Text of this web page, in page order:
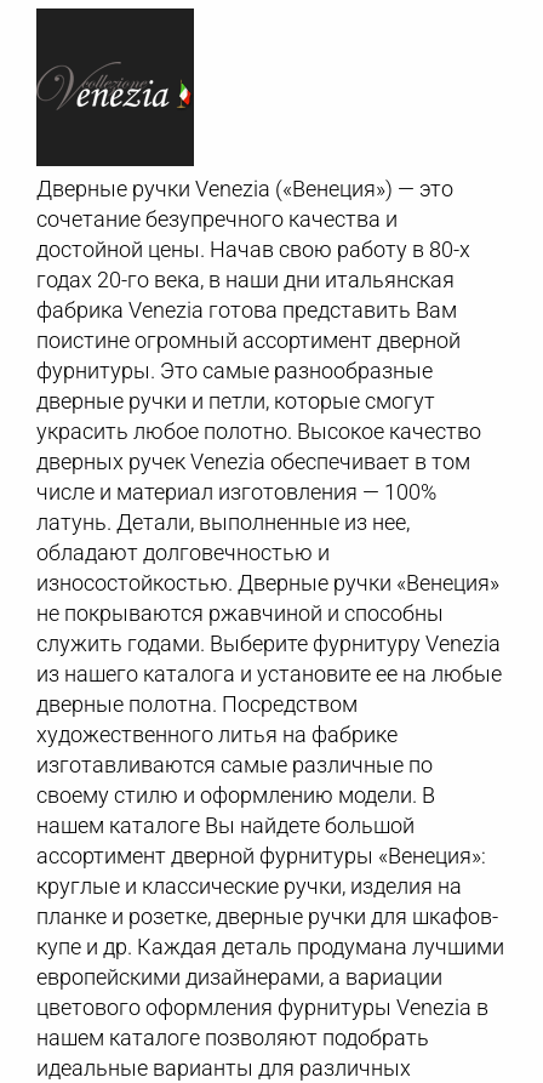
Дверные ручки Venezia («Венеция») — это
сочетание безупречного качества и
достойной цены. Начав свою работу в 80-х
годах 20-го века, в наши дни итальянская
фабрика Venezia готова представить Вам
поистине огромный ассортимент дверной
фурнитуры. Это самые разнообразные
дверные ручки и петли, которые смогут
украсить любое полотно. Высокое качество
дверных ручек Venezia обеспечивает в том
числе и материал изготовления — 100%
латунь. Детали, выполненные из нее,
обладают долговечностью и
износостойкостью. Дверные ручки «Венеция»
не покрываются ржавчиной и способны
служить годами. Выберите фурнитуру Venezia
из нашего каталога и установите ее на любые
дверные полотна. Посредством
художественного литья на фабрике
изготавливаются самые различные по
своему стилю и оформлению модели. В
нашем каталоге Вы найдете большой
ассортимент дверной фурнитуры «Венеция»:
круглые и классические ручки, изделия на
планке и розетке, дверные ручки для шкафов-
купе и др. Каждая деталь продумана лучшими
европейскими дизайнерами, а вариации
цветового оформления фурнитуры Venezia в
нашем каталоге позволяют подобрать
идеальные варианты для различных